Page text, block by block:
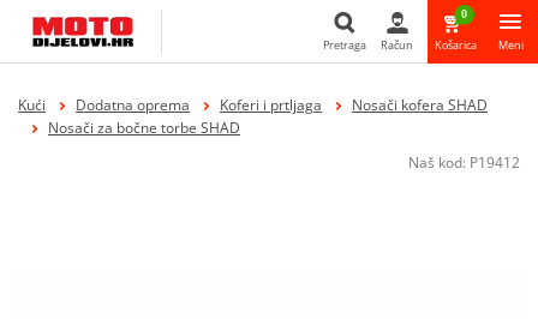
Pretraga
Pretraga Račun
0
Košarica Meni
Kući Dodatna oprema Koferi i prtljaga
Nosači kofera SHAD
Nosači za bočne torbe SHAD
Naš kod: P19412